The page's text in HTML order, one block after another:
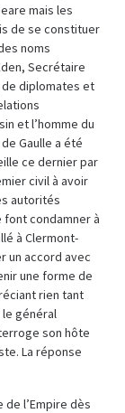
mais les
de se constituer
noms
Secrétaire
de diplomates et
et l’homme du
Gaulle a été
ce dernier par
civil à avoir
autorités
font condamner à
à Clermont-
un accord avec
une forme de
rien tant
général
son hôte
La réponse
l’Empire dès